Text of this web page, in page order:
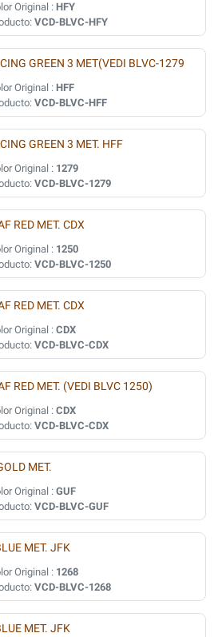
Original : HFY
VCD-BLVC-HFY
GREEN 3 MET(VEDI BLVC-1279
Original : HFF
VCD-BLVC-HFF
GREEN 3 MET. HFF
Original : 1279
VCD-BLVC-1279
RED MET. CDX
Original : 1250
VCD-BLVC-1250
RED MET. CDX
Original :CDX
VCD-BLVC-CDX
RED MET. (VEDI BLVC 1250)
Original :CDX
VCD-BLVC-CDX
MET.
Original :GUF
VCD-BLVC-GUF
MET. JFK
Original : 1268
VCD-BLVC-1268
MET. JFK